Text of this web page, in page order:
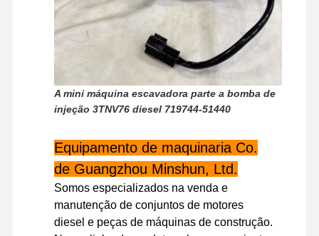
Perkins Engine
Motor Kubota
Motor Isuzu
Motor Cummins
A mini máquina escavadora parte a bomba de
injeção 3TNV76 diesel 719744-51440
Equipamento de maquinaria Co.
de Guangzhou Minshun, Ltd.
Somos especializados na venda e
manutenção de conjuntos de motores
diesel e peças de máquinas de construção.